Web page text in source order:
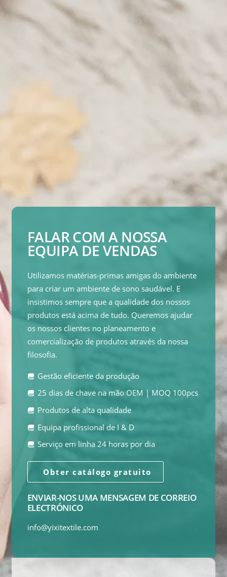
FALAR COM A NOSSA
EQUIPA DE VENDAS
Utilizamos matérias-primas amigas do ambiente
para criar um ambiente de sono saudável. E
insistimos sempre que a qualidade dos nossos
produtos está acima de tudo. Queremos ajudar
os nossos clientes no planeamento e
comercialização de produtos através da nossa
filosofia.
Gestão eficiente da produção
25 dias de chave na mão OEM | MOQ 100pcs
Produtos de alta qualidade
Equipa profissional de I & D
Serviço em linha 24 horas por dia
Obter catálogo gratuito
ENVIAR-NOS UMA MENSAGEM DE CORREIO
ELECTRÓNICO
info@yixitextile.com